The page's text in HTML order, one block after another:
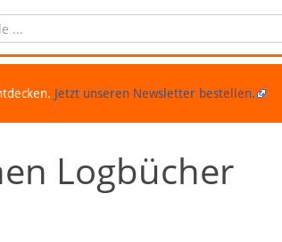
Jetzt unseren Newsletter bestellen.
Logbücher